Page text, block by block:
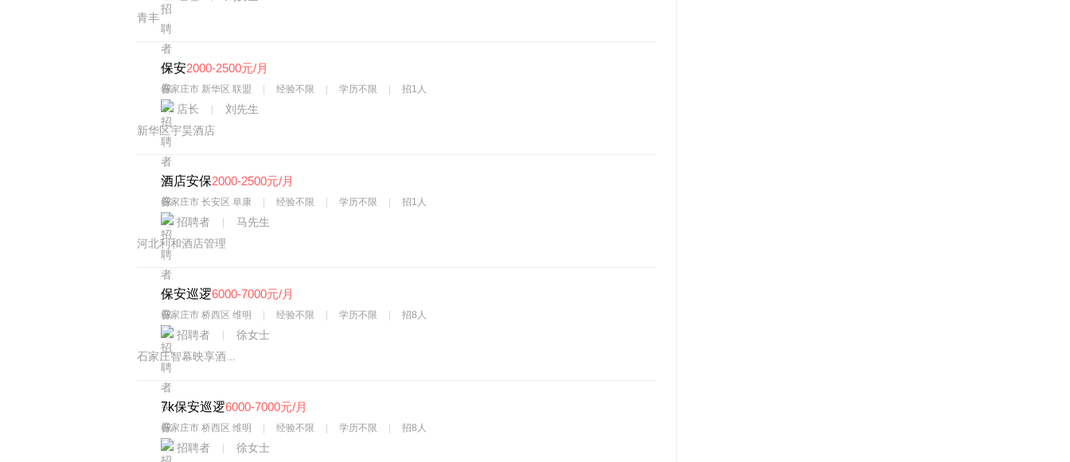
青丰
保安2000-2500元/月
石家庄市 新华区 联盟 经验不限 学历不限 招1人
店长
刘先生
新华区宇昊酒店
酒店安保2000-2500元/月
石家庄市 长安区 阜康 经验不限 学历不限 招1人
招聘者
马先生
河北利和酒店管理
保安巡逻6000-7000元/月
石家庄市 桥西区 维明 经验不限 学历不限 招8人
招聘者
徐女士
石家庄智幕映享酒...
7k保安巡逻6000-7000元/月
石家庄市 桥西区 维明 经验不限 学历不限 招8人
招聘者
徐女士